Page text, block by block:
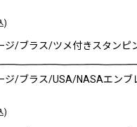
)
ジ/ブラス/ツメ付きスタンピ
ジ/ブラス/USA/NASAエンブ
)